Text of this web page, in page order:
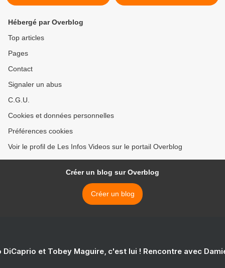
Hébergé par Overblog
Top articles
Pages
Contact
Signaler un abus
C.G.U.
Cookies et données personnelles
Préférences cookies
Voir le profil de Les Infos Videos sur le portail Overblog
Créer un blog sur Overblog
Créer un blog
DiCaprio et Tobey Maguire, c'est lui ! Rencontre avec